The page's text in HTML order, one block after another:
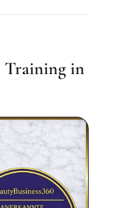
Training in